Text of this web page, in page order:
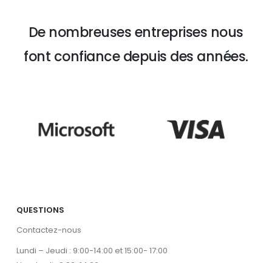
De nombreuses entreprises nous
font confiance depuis des années.
QUESTIONS
Contactez-nous
Lundi – Jeudi : 9:00-14:00 et 15:00- 17:00